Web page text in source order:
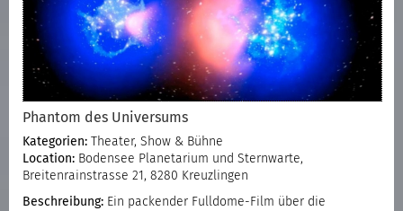
Phantom des Universums
Kategorien: Theater, Show & Bühne
Location: Bodensee Planetarium und Sternwarte,
Breitenrainstrasse 21, 8280 Kreuzlingen
Beschreibung: Ein packender Fulldome-Film über die